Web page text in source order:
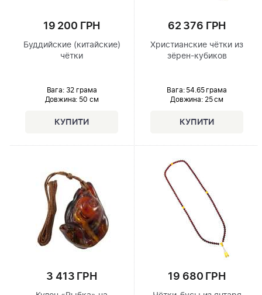
19 200 ГРН
Буддийские (китайские)
чётки
Вага: 32 грама
Довжина: 50 см
62 376 ГРН
Христианские чётки из
зёрен-кубиков
Вага: 54.65 грама
Довжина:25 см
3 413 ГРН 19 680 ГРН